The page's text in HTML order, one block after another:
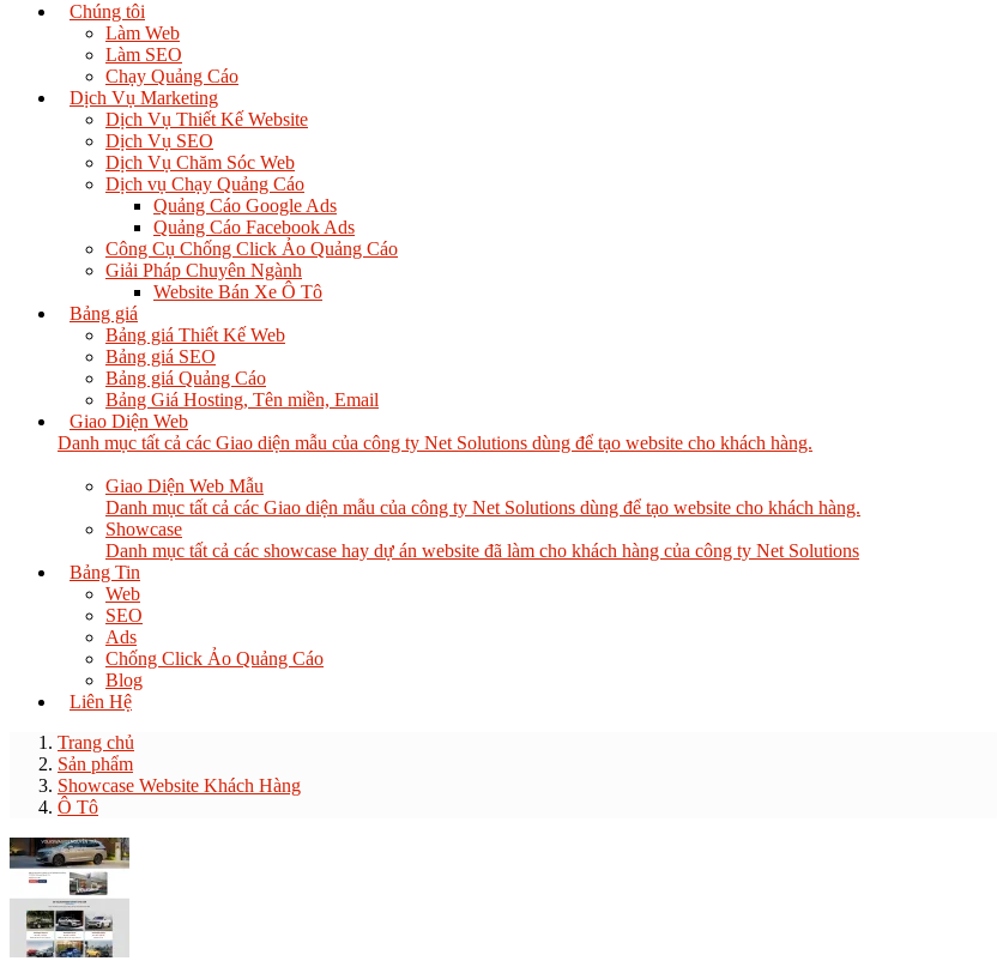
Chúng tôi
Làm Web
Làm SEO
Chạy Quảng Cáo
Dịch Vụ Marketing
Dịch Vụ Thiết Kế Website
Dịch Vụ SEO
Dịch Vụ Chăm Sóc Web
Dịch vụ Chạy Quảng Cáo
Quảng Cáo Google Ads
Quảng Cáo Facebook Ads
Công Cụ Chống Click Ảo Quảng Cáo
Giải Pháp Chuyên Ngành
Website Bán Xe Ô Tô
Bảng giá
Bảng giá Thiết Kế Web
Bảng giá SEO
Bảng giá Quảng Cáo
Bảng Giá Hosting, Tên miền, Email
Giao Diện Web
Danh mục tất cả các Giao diện mẫu của công ty Net Solutions dùng để tạo website cho khách hàng.
Giao Diện Web Mẫu
Danh mục tất cả các Giao diện mẫu của công ty Net Solutions dùng để tạo website cho khách hàng.
Showcase
Danh mục tất cả các showcase hay dự án website đã làm cho khách hàng của công ty Net Solutions
Bảng Tin
Web
SEO
Ads
Chống Click Ảo Quảng Cáo
Blog
Liên Hệ
Trang chủ
Sản phẩm
Showcase Website Khách Hàng
Ô Tô